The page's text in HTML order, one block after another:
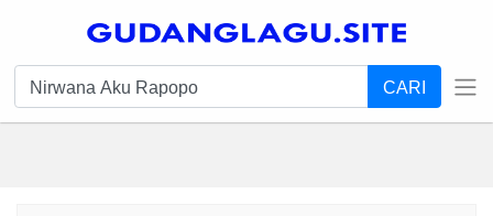
CARI